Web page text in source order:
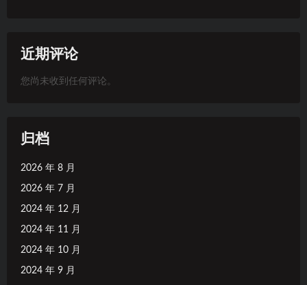
近期评论
您尚未收到任何评论。
归档
2026 年 8 月
2026 年 7 月
2024 年 12 月
2024 年 11 月
2024 年 10 月
2024 年 9 月